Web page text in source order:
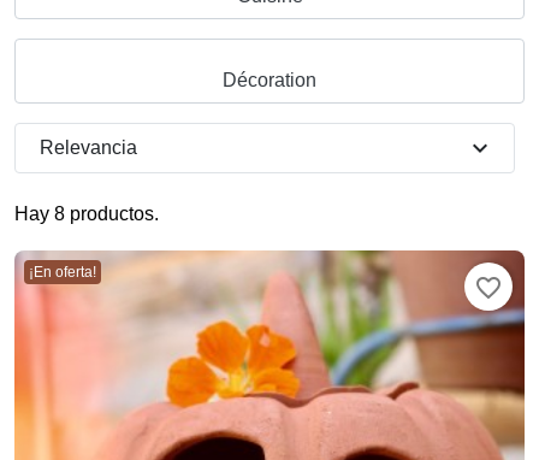
Décoration
Hay 8 productos.
Relevancia expand_more
¡En oferta!
favorite_border